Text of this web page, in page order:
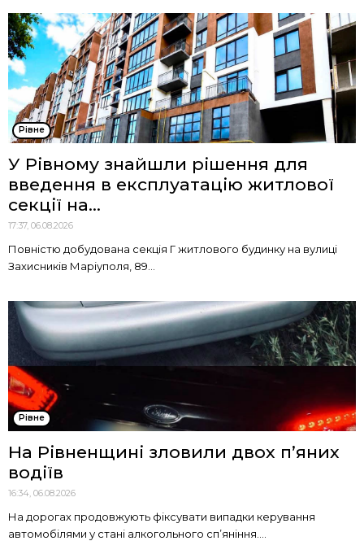
Рівне
У Рівному знайшли рішення для
введення в експлуатацію житлової
секції на...
17:37, 06.08.2026
Повністю добудована секція Г житлового будинку на вулиці
Захисників Маріуполя, 89...
Рівне
На Рівненщині зловили двох п’яних
водіїв
16:34, 06.08.2026
На дорогах продовжують фіксувати випадки керування
автомобілями у стані алкогольного сп’яніння....